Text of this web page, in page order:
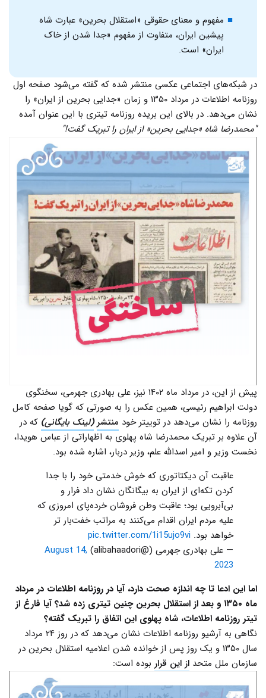
مفهوم و معنای حقوقی «استقلال بحرین» عبارت شاه
پیشین ایران، متفاوت از مفهوم «جدا شدن از خاک
ایران» است.
در شبکه‌های اجتماعی عکسی منتشر شده که گفته می‌شود صفحه اول
روزنامه اطلاعات در مرداد ۱۳۵۰ و زمان «جدایی بحرین از ایران» را
نشان می‌دهد. در بالای این بریده روزنامه تیتری با این عنوان آمده
"محمدرضا شاه «جدایی بحرین» از ایران را تبریک گفت!"
پیش از این، در مرداد ماه ۱۴۰۲ نیز، علی بهادری جهرمی، سخنگوی
دولت ابراهیم رئیسی، همین عکس را به صورتی که گویا صفحه کامل
روزنامه را نشان می‌دهد در توییتر خود منتشر (لینک بایگانی) که در
آن علاوه بر تبریک محمدرضا شاه پهلوی به اظهاراتی از عباس هویدا،
نخست وزیر و امیر اسدالله علم، وزیر دربار، اشاره شده بود.
عاقبت آن دیکتاتوری که خوش خدمتی خود را با جدا
کردن تکه‌ای از ایران به بیگانگان نشان داد فرار و
بی‌آبرویی بود؛ عاقبت وطن فروشان خرده‌پای امروزی که
علیه مردم ایران اقدام می‌کنند به مراتب خفت‌بار تر
خواهد بود. pic.twitter.com/1i15ujo9vi
— علی بهادری جهرمی (@alibahaadori)
August 14,
2023
اما این ادعا تا چه اندازه صحت دارد، آیا در روزنامه اطلاعات در مرداد
ماه ۱۳۵۰ و بعد از استقلال بحرین چنین تیتری زده شد؟ آیا فارغ از
تیتر روزنامه اطلاعات، شاه پهلوی این اتفاق را تبریک گفته؟
نگاهی به آرشیو روزنامه اطلاعات نشان می‌دهد که در روز ۲۴ مرداد
سال ۱۳۵۰ و یک روز پس از خوانده شدن اعلامیه استقلال بحرین در
سازمان ملل متحد از این قرار بوده است: